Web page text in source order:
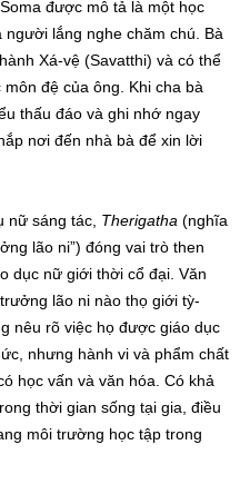
được mô tả là một học
lắng nghe chăm chú. Bà
Xá-vệ (Savatthi) và có thể
đệ của ông. Khi cha bà
thấu đáo và ghi nhớ ngay
nơi đến nhà bà để xin lời
nữ sáng tác, Therigatha (nghĩa
lão ni”) đóng vai trò then
dục nữ giới thời cổ đại. Văn
lão ni nào thọ giới tỳ-
nêu rõ việc họ được giáo dục
nhưng hành vi và phẩm chất
học vấn và văn hóa. Có khả
thời gian sống tại gia, điều
môi trường học tập trong